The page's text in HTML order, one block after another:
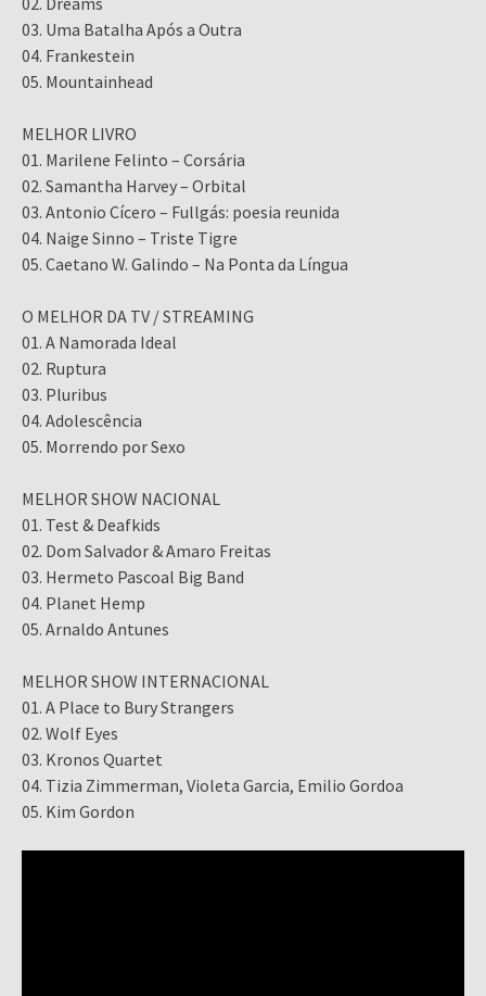
03. Uma Batalha Após a Outra
04. Frankestein
05. Mountainhead
MELHOR LIVRO
01. Marilene Felinto – Corsária
02. Samantha Harvey – Orbital
03. Antonio Cícero – Fullgás: poesia reunida
04. Naige Sinno – Triste Tigre
05. Caetano W. Galindo – Na Ponta da Língua
O MELHOR DA TV / STREAMING
01. A Namorada Ideal
02. Ruptura
03. Pluribus
04. Adolescência
05. Morrendo por Sexo
MELHOR SHOW NACIONAL
01. Test & Deafkids
02. Dom Salvador & Amaro Freitas
03. Hermeto Pascoal Big Band
04. Planet Hemp
05. Arnaldo Antunes
MELHOR SHOW INTERNACIONAL
01. A Place to Bury Strangers
02. Wolf Eyes
03. Kronos Quartet
04. Tizia Zimmerman, Violeta Garcia, Emilio Gordoa
05. Kim Gordon